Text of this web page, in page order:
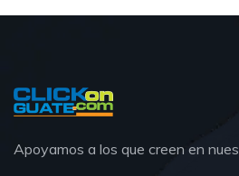
Apoyamos a los que creen en